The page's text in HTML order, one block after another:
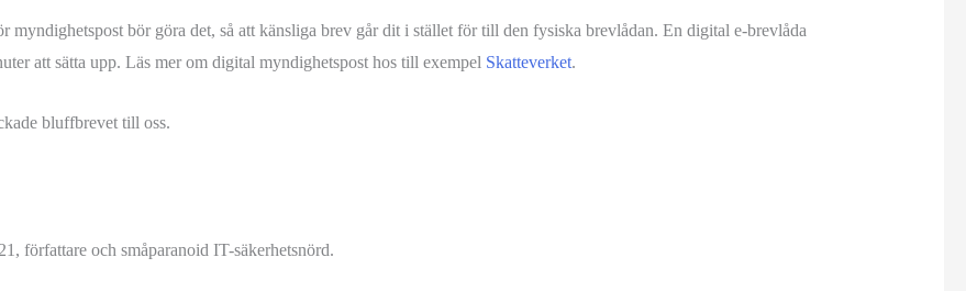
myndighetspost bör göra det, så att känsliga brev går dit i stället för till den fysiska brevlådan. En digital e-brevlåda
att sätta upp. Läs mer om digital myndighetspost hos till exempel Skatteverket.
bluffbrevet till oss.
författare och småparanoid IT-säkerhetsnörd.